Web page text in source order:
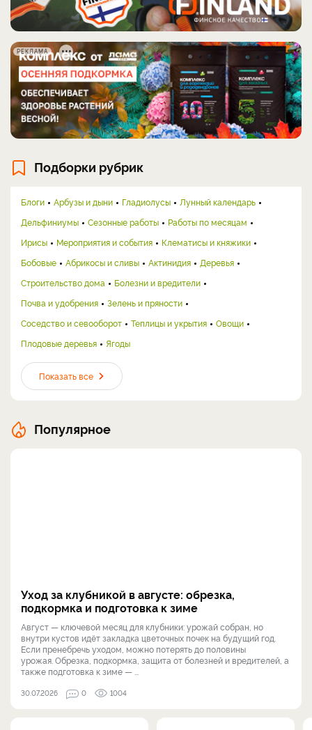
РЕКЛАМА
Подборки рубрик
Блоги Арбузы и дыни Гладиолусы
Лунный календарь
Дельфиниумы
Сезонные работы
Работы по месяцам
Ирисы
Мероприятия и события
Клематисы и княжики
Бобовые
Абрикосы и сливы Актинидия
Деревья
Строительство дома
Болезни и вредители
Почва и удобрения
Зелень и пряности
Соседство и севооборот
Теплицы и укрытия
Овощи
Плодовые деревья
Ягоды
Показать все
Популярное
Уход за клубникой в августе: обрезка,
подкормка и подготовка к зиме
Август — ключевой месяц для клубники: урожай собран, но
внутри кустов идёт закладка цветочных почек на будущий год.
Если пренебречь уходом, можно потерять до половины
урожая. Обрезка, подкормка, защита от болезней и вредителей, а
также подготовка к зиме — ...
30.07.2026 0 1004